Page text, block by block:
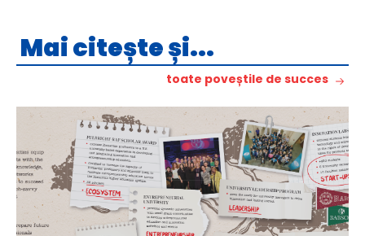
Mai citește și...
toate poveștile de succes